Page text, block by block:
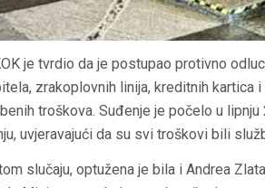
je tvrdio da je postupao protivno
zrakoplovnih linija, kreditnih kartica
troškova. Suđenje je počelo u
uvjeravajući da su svi troškovi bili
slučaju, optužena je bila i Andrea